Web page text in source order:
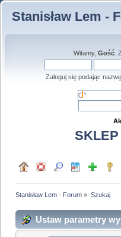
Stanisław Lem -
Witamy, Gość.
Zaloguj się podając
SKLEP
Stanisław Lem - Forum » Szukaj
Ustaw parametry